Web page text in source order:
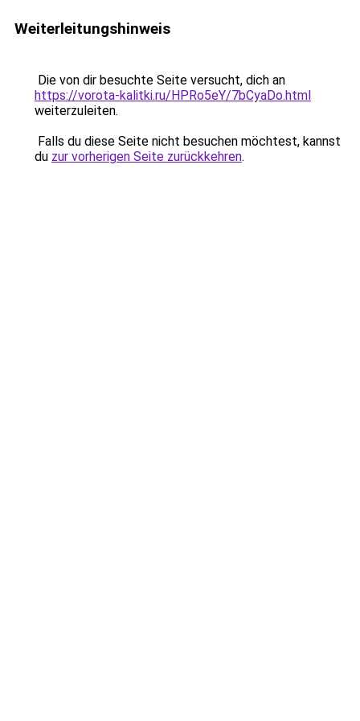
Weiterleitungshinweis
Die von dir besuchte Seite versucht, dich an
https://vorota-kalitki.ru/HPRo5eY/7bCyaDo.html
weiterzuleiten.
Falls du diese Seite nicht besuchen möchtest, kannst
du zur vorherigen Seite zurückkehren.